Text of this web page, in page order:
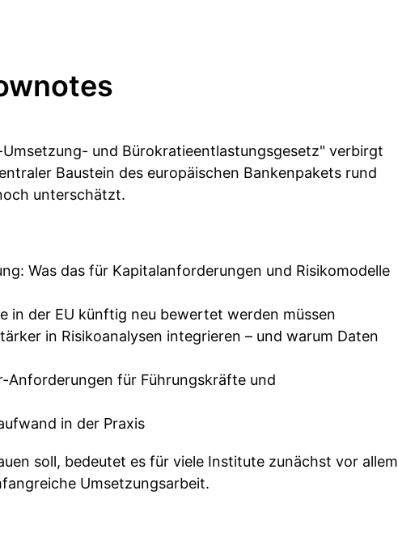
und Bürokratieentlastungsgesetz" verbirgt
Baustein des europäischen Bankenpakets rund
unterschätzt.
Was das für Kapitalanforderungen und Risikomodelle
in der EU künftig neu bewertet werden müssen
in Risikoanalysen integrieren – und warum Daten
Anforderungen für Führungskräfte und
in der Praxis
soll, bedeutet es für viele Institute zunächst vor allem
Umsetzungsarbeit.